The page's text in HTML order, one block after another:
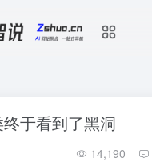
于看到了黑洞
14,190